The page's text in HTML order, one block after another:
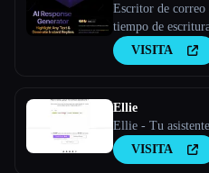
Escritor de
tiempo de
50%, resalta el
respuestas
VISITA
Ellie
Ellie - Tu
VISITA